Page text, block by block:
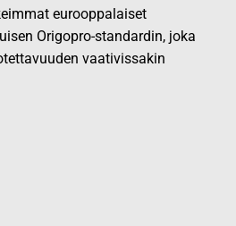
eurooppalaiset
Origopro-standardin, joka
vaativissakin